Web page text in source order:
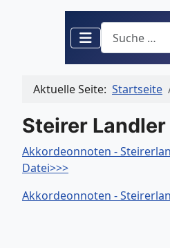
Suchen
Aktuelle Seite: Startseite
Steirer Landler
Akkordeonnoten -
Datei>>>
Akkordeonnoten -